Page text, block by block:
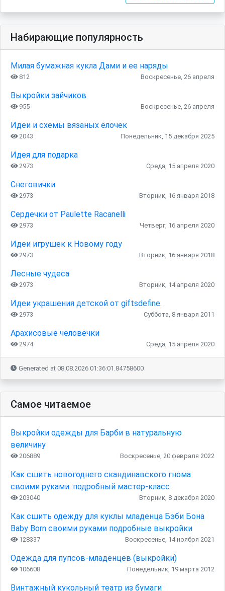
Набирающие популярность
Милая бумажная кукла Дами и ее наряды
812 Воскресенье, 26 апреля
Выкройки зайчиков
955 Воскресенье, 26 апреля
Идеи и схемы вязаных ёлочек
2043 Понедельник, 15 декабря 2025
Идея для подарка
2973 Среда, 15 апреля 2020
Снеговички
2973 Вторник, 16 января 2018
Сердечки от Paulette Racanelli
2973 Четверг, 16 апреля 2020
Идеи игрушек к Новому году
2973 Вторник, 16 января 2018
Лесные чудеса
2973 Вторник, 14 апреля 2020
Идеи украшения детской от giftsdefine.
2973 Суббота, 8 января 2011
Арахисовые человечки
2974 Среда, 15 апреля 2020
Generated at 08.08.2026 01:36:01.84758600
Самое читаемое
Выкройки одежды для Барби в натуральную
величину
206889 Воскресенье, 20 февраля 2022
Как сшить новогоднего скандинавского гнома
своими руками: подробный мастер-класс
203040 Вторник, 8 декабря 2020
Как сшить одежду для куклы младенца Бэби Бона
Baby Born своими руками подробные выкройки
128337 Воскресенье, 14 ноября 2021
Одежда для пупсов-младенцев (выкройки)
106608 Понедельник, 19 марта 2012
Винтажный кукольный театр из бумаги